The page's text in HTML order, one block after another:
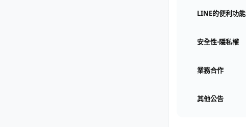
LINE的便利功能
安全性⋅隱私權
業務合作
其他公告